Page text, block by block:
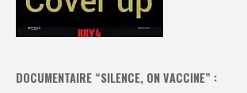
DOCUMENTAIRE “SILENCE, ON VACCINE” :